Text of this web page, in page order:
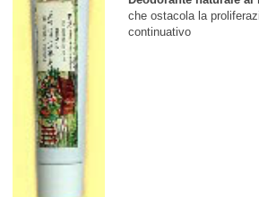
che ostacola la
continuativo